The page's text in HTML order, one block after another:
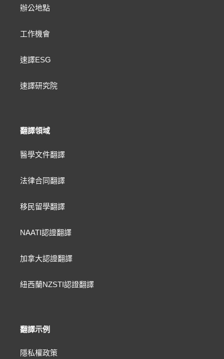
辦公地點
工作機會
速譯ESG
速譯研究院
翻譯領域
醫學文件翻譯
法律合同翻譯
移民留學翻譯
NAATI認證翻譯
加拿大認證翻譯
紐西蘭NZSTI認證翻譯
翻譯示例
隱私權政策